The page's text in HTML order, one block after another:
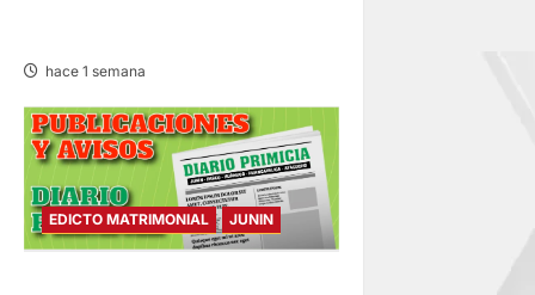
hace 1 semana
EDICTO MATRIMONIAL JUNIN